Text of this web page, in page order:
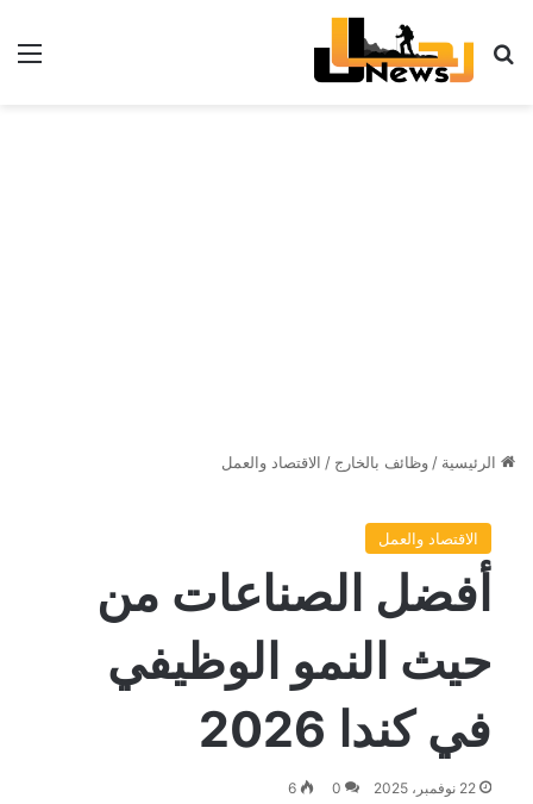
بحث عن
الرئيسية / وظائف بالخارج / الاقتصاد والعمل
الاقتصاد والعمل
أفضل الصناعات من
حيث النمو الوظيفي
في كندا 2026
22 نوفمبر، 2025 0
6